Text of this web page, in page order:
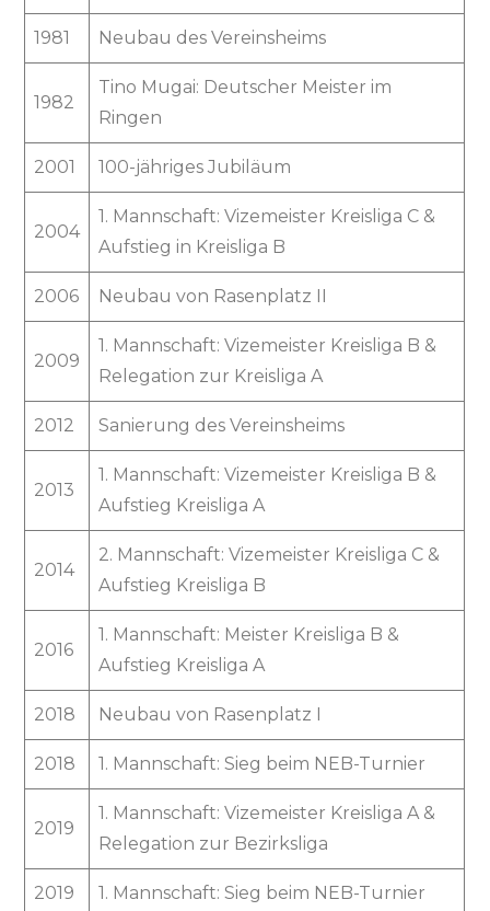
1981 Neubau des Vereinsheims
1982
Tino Mugai: Deutscher Meister im
Ringen
2001 100-jähriges Jubiläum
2004
1. Mannschaft: Vizemeister Kreisliga C &
Aufstieg in Kreisliga B
2006 Neubau von Rasenplatz II
2009
1. Mannschaft: Vizemeister Kreisliga B &
Relegation zur Kreisliga A
2012 Sanierung des Vereinsheims
2013
1. Mannschaft: Vizemeister Kreisliga B &
Aufstieg Kreisliga A
2014
2. Mannschaft: Vizemeister Kreisliga C &
Aufstieg Kreisliga B
2016
1. Mannschaft: Meister Kreisliga B &
Aufstieg Kreisliga A
2018 Neubau von Rasenplatz I
2018 1. Mannschaft: Sieg beim NEB-Turnier
2019
1. Mannschaft: Vizemeister Kreisliga A &
Relegation zur Bezirksliga
2019 1. Mannschaft: Sieg beim NEB-Turnier